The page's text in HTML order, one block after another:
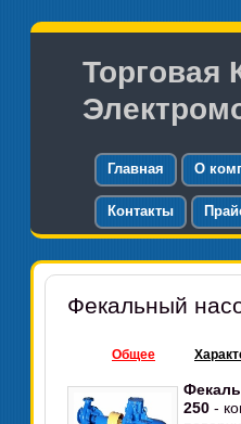
Торговая
Главная О
Контакты
Фекальный
Общее
250 -